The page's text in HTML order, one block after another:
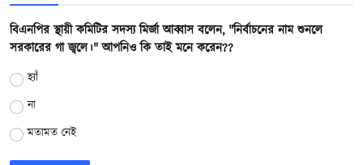
বিএনপির স্থায়ী কমিটির সদস্য মির্জা আব্বাস বলেন, "নির্বাচনের নাম শুনলে
সরকারের গা জ্বলে।" আপনিও কি তাই মনে করেন??
হ্যাঁ
না
মতামত নেই